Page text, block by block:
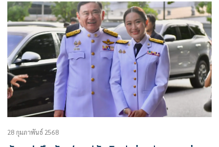
28 กุมภาพันธ์ 2568